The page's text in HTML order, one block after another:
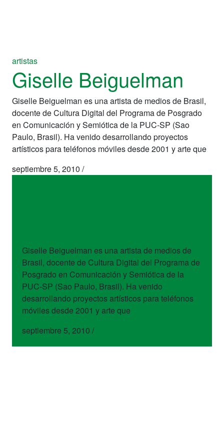
artistas
Giselle Beiguelman
Giselle Beiguelman es una artista de medios de Brasil,
docente de Cultura Digital del Programa de Posgrado
en Comunicación y Semiótica de la PUC-SP (Sao
Paulo, Brasil). Ha venido desarrollando proyectos
artísticos para teléfonos móviles desde 2001 y arte que
septiembre 5, 2010 /
Giselle Beiguelman es una artista de medios de
Brasil, docente de Cultura Digital del Programa de
Posgrado en Comunicación y Semiótica de la
PUC-SP (Sao Paulo, Brasil). Ha venido
desarrollando proyectos artísticos para teléfonos
móviles desde 2001 y arte que
septiembre 5, 2010 /